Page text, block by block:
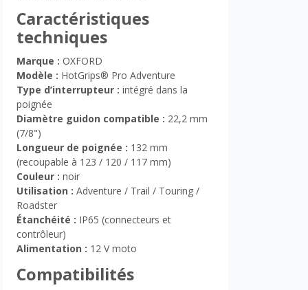
Caractéristiques
techniques
Marque : OXFORD
Modèle : HotGrips® Pro Adventure
Type d’interrupteur : intégré dans la
poignée
Diamètre guidon compatible : 22,2 mm
(7/8")
Longueur de poignée : 132 mm
(recoupable à 123 / 120 / 117 mm)
Couleur : noir
Utilisation : Adventure / Trail / Touring /
Roadster
Étanchéité : IP65 (connecteurs et
contrôleur)
Alimentation : 12 V moto
Compatibilités